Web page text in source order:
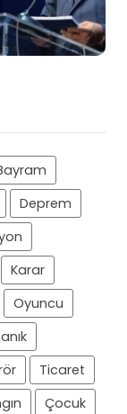
Deprem
Karar
Oyuncu
Ticaret
Çocuk